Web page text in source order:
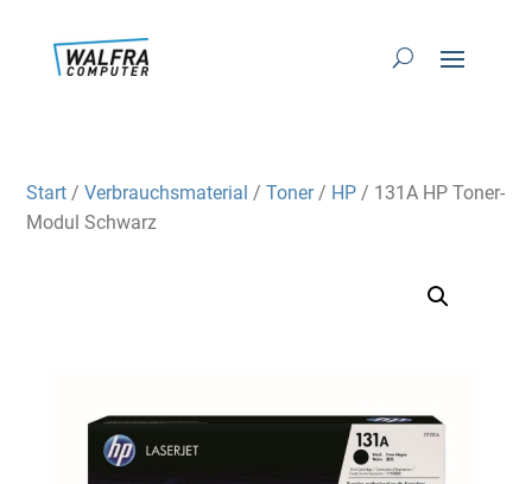
Start /Verbrauchsmaterial /Toner/ HP / 131A HP Toner-
Modul Schwarz